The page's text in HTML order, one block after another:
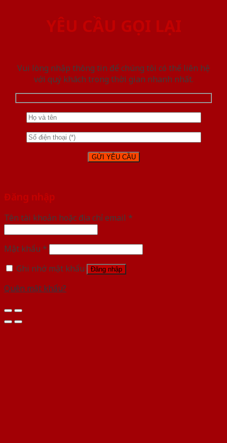
YÊU CẦU GỌI LẠI
Vui lòng nhập thông tin để chúng tôi có thể liên hệ
với quý khách trong thời gian nhanh nhất.
Đăng nhập
Tên tài khoản hoặc địa chỉ email *
Mật khẩu *
Ghi nhớ mật khẩu
Đăng nhập
Quên mật khẩu?